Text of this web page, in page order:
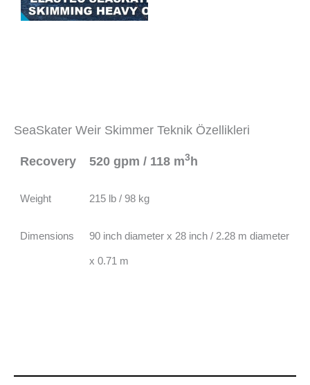
SeaSkater Weir Skimmer Teknik Özellikleri
Recovery 520 gpm / 118 m3h
Weight 215 lb / 98 kg
Dimensions 90 inch diameter x 28 inch / 2.28 m diameter
x 0.71 m